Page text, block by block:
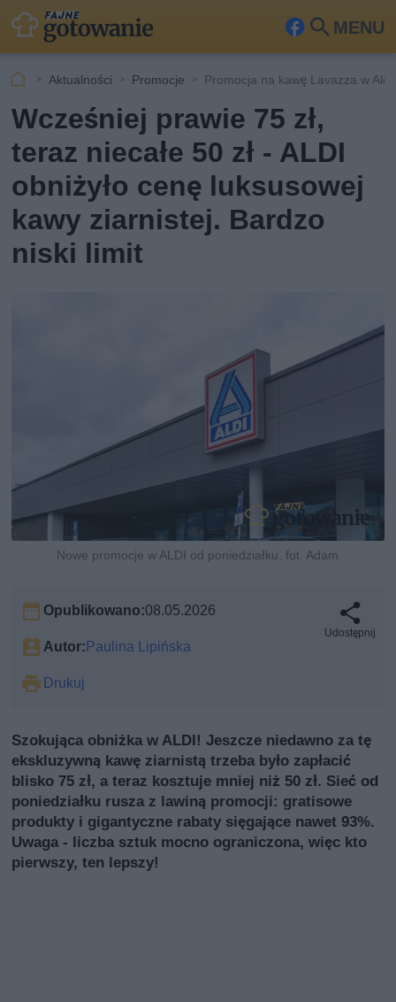
MENU
Fa
ook
Szu
kaj
Aktualności Promocje Promocja na kawę Lavazza w Aldi
Wcześniej prawie 75 zł,
teraz niecałe 50 zł - ALDI
obniżyło cenę luksusowej
kawy ziarnistej. Bardzo
niski limit
Nowe promocje w ALDI od poniedziałku, fot. Adam
Opublikowano:08.05.2026
Autor:Paulina Lipińska
Drukuj
Udostępnij
Szokująca obniżka w ALDI! Jeszcze niedawno za tę
ekskluzywną kawę ziarnistą trzeba było zapłacić
blisko 75 zł, a teraz kosztuje mniej niż 50 zł. Sieć od
poniedziałku rusza z lawiną promocji: gratisowe
produkty i gigantyczne rabaty sięgające nawet 93%.
Uwaga - liczba sztuk mocno ograniczona, więc kto
pierwszy, ten lepszy!